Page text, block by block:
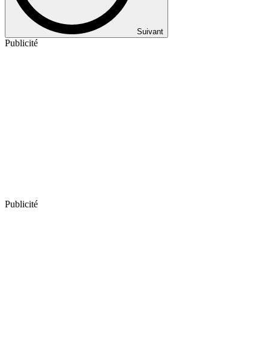
Suivant
Publicité
Publicité